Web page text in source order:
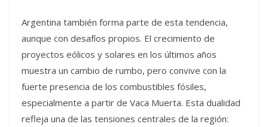
Argentina también forma parte de esta tendencia,
aunque con desafíos propios. El crecimiento de
proyectos eólicos y solares en los últimos años
muestra un cambio de rumbo, pero convive con la
fuerte presencia de los combustibles fósiles,
especialmente a partir de Vaca Muerta. Esta dualidad
refleja una de las tensiones centrales de la región: